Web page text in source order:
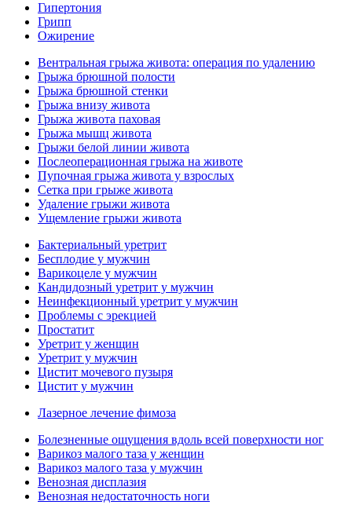
Гипертония
Грипп
Ожирение
Вентральная грыжа живота: операция по удалению
Грыжа брюшной полости
Грыжа брюшной стенки
Грыжа внизу живота
Грыжа живота паховая
Грыжа мышц живота
Грыжи белой линии живота
Послеоперационная грыжа на животе
Пупочная грыжа живота у взрослых
Сетка при грыже живота
Удаление грыжи живота
Ущемление грыжи живота
Бактериальный уретрит
Бесплодие у мужчин
Варикоцеле у мужчин
Кандидозный уретрит у мужчин
Неинфекционный уретрит у мужчин
Проблемы с эрекцией
Простатит
Уретрит у женщин
Уретрит у мужчин
Цистит мочевого пузыря
Цистит у мужчин
Лазерное лечение фимоза
Болезненные ощущения вдоль всей поверхности ног
Варикоз малого таза у женщин
Варикоз малого таза у мужчин
Венозная дисплазия
Венозная недостаточность ноги